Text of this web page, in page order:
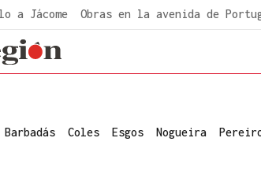
a Jácome Obras en la avenida de
Barbadás Coles Esgos Nogueira